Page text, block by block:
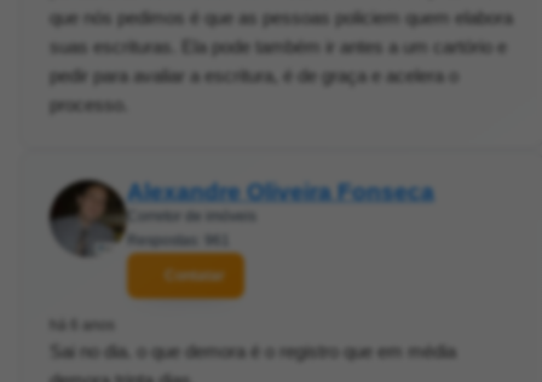
que nós pedimos é que as pessoas policiem quem elabora
suas escrituras. Ela pode também ir antes a um cartório e
pedir para avaliar a escritura, é de graça e acelera o
processo.
Alexandre Oliveira Fonseca
Corretor de imóveis
Respostas: 961
Contatar
há 6 anos
Sai no dia. o que demora é o registro que em média